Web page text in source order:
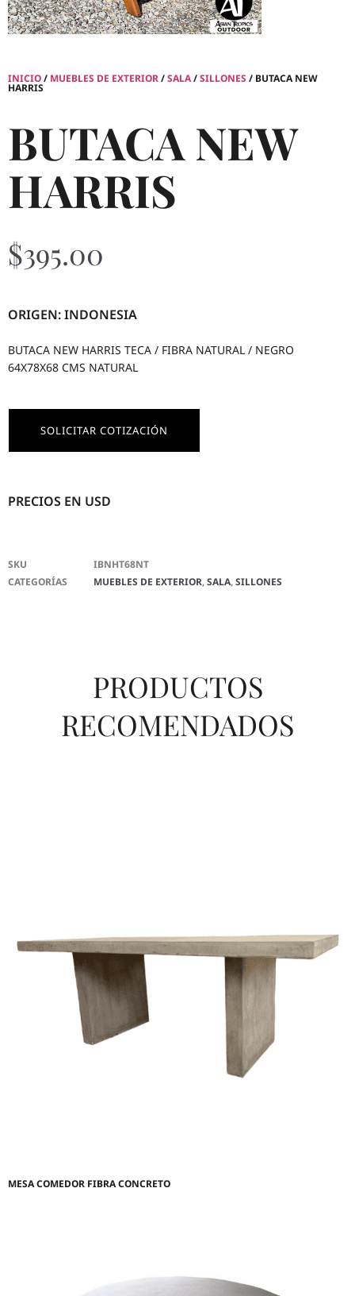
INICIO/ MUEBLES DE EXTERIOR/SALA/SILLONES / BUTACA NEW
HARRIS
BUTACA NEW
HARRIS
$395.00
ORIGEN: INDONESIA
BUTACA NEW HARRIS TECA / FIBRA NATURAL / NEGRO
64X78X68 CMS NATURAL
SOLICITAR COTIZACIÓN
PRECIOS EN USD
SKU
IBNHT68NT
CATEGORÍAS
MUEBLES DE EXTERIOR,SALA,SILLONES
PRODUCTOS
RECOMENDADOS
MESA COMEDOR FIBRA CONCRETO